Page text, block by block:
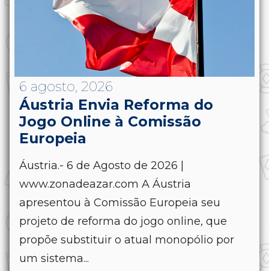
6 agosto, 2026
Áustria Envia Reforma do
Jogo Online à Comissão
Europeia
Áustria.- 6 de Agosto de 2026 |
www.zonadeazar.com A Áustria
apresentou à Comissão Europeia seu
projeto de reforma do jogo online, que
propõe substituir o atual monopólio por
um sistema...